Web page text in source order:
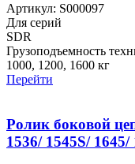
Артикул: S000097
Для серий
SDR
Грузоподъемность
1000, 1200, 1600 кг
Перейти
Ролик боковой
1536/ 1545S/